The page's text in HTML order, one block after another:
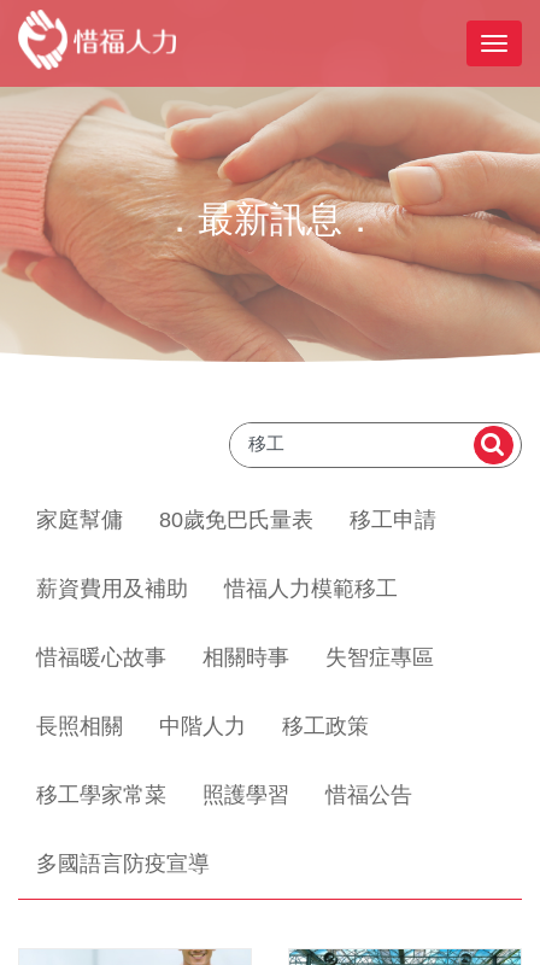
．最新訊息．
家庭幫傭 80歲免巴氏量表 移工申請
薪資費用及補助 惜福人力模範移工
惜福暖心故事 相關時事 失智症專區
長照相關 中階人力 移工政策
移工學家常菜 照護學習 惜福公告
多國語言防疫宣導